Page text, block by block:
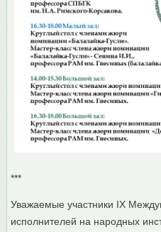
***
Уважаемые участники IX
исполнителей на народных